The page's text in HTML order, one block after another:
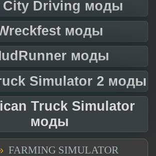
City Driving моды
моды
моды
Simulator 2 моды
Truck Simulator
моды
FARMING SIMULATOR